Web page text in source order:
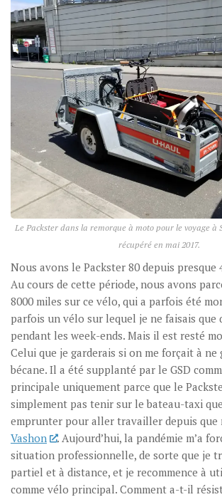
Le Packster dans la remorque à moto pour le voyage à
récupéré en mai 2017.
Nous avons le Packster 80 depuis presque
Au cours de cette période, nous avons
8000 miles sur ce vélo, qui a parfois été
parfois un vélo sur lequel je ne faisais que
pendant les week-ends. Mais il est resté
Celui que je garderais si on me forçait à ne
bécane. Il a été supplanté par le GSD
principale uniquement parce que le
simplement pas tenir sur le bateau-taxi
emprunter pour aller travailler depuis que
Vashon
. Aujourd’hui, la pandémie m’a
situation professionnelle, de sorte que je
partiel et à distance, et je recommence à
comme vélo principal. Comment a-t-il